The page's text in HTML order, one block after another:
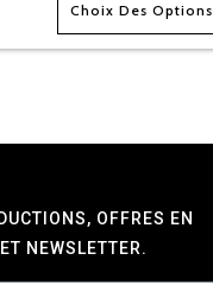
Choix Des Options
OFFRES EN
NEWSLETTER.